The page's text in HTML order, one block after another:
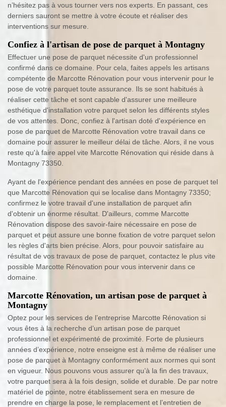
n’hésitez pas à vous tourner vers nos experts. En passant, ces
derniers sauront se mettre à votre écoute et réaliser des
interventions sur mesure.
Confiez à l'artisan de pose de parquet à Montagny
Effectuer une pose de parquet nécessite d'un professionnel
confirmé dans ce domaine. Pour cela, faites appels les artisans
compétente de Marcotte Rénovation pour vous intervenir pour le
pose de votre parquet toute assurance. Ils se sont habitués à
réaliser cette tâche et sont capable d'assurer une meilleure
esthétique d'installation votre parquet selon les différents styles
de vos attentes. Donc, confiez à l'artisan doté d'expérience en
pose de parquet de Marcotte Rénovation votre travail dans ce
domaine pour assurer le meilleur délai de tâche. Alors, il ne vous
reste qu'à faire appel vite Marcotte Rénovation qui réside dans à
Montagny 73350.
Ayant de l'expérience pendant des années en pose de parquet tel
que Marcotte Rénovation qui se localise dans Montagny 73350;
confirmez le votre travail d'une installation de parquet afin
d'obtenir un énorme résultat. D'ailleurs, comme Marcotte
Rénovation dispose des savoir-faire nécessaire en pose de
parquet et peut assure une bonne fixation de votre parquet selon
les règles d'arts bien précise. Alors, pour pouvoir satisfaire au
résultat de vos travaux de pose de parquet, contactez le plus vite
possible Marcotte Rénovation pour vous intervenir dans ce
domaine.
Marcotte Rénovation, un artisan pose de parquet à
Montagny
Optez pour les services de l’entreprise Marcotte Rénovation si
vous êtes à la recherche d’un artisan pose de parquet
professionnel et expérimenté de proximité. Forte de plusieurs
années d’expérience, notre enseigne est à même de réaliser une
pose de parquet à Montagny conformément aux normes qui sont
en vigueur. Nous pouvons vous assurer qu’à la fin des travaux,
votre parquet sera à la fois design, solide et durable. De par notre
matériel de pointe, notre établissement sera en mesure de
prendre en charge la pose, le remplacement et l’entretien de